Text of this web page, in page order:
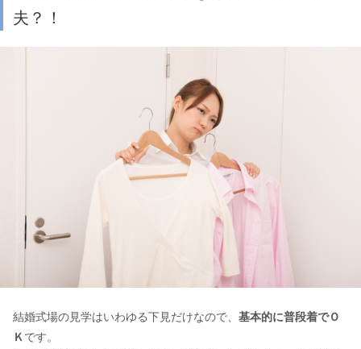
夫？！
結婚式場の見学はいわゆる下見だけなので、 基本的に普段着でＯ
Ｋ です。